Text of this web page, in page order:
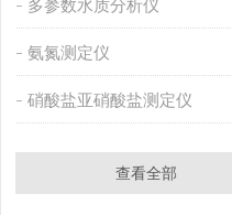
多参数水质分析仪
氨氮测定仪
硝酸盐亚硝酸盐测定仪
查看全部